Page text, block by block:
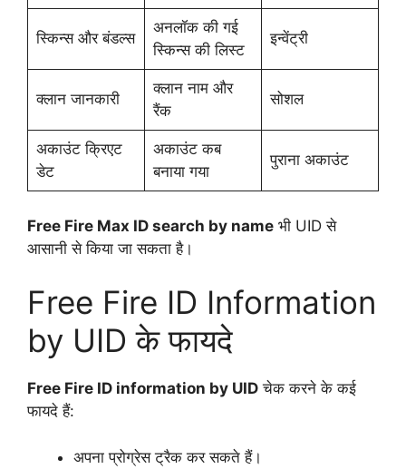
स्किन्स और बंडल्स
अनलॉक की गई
स्किन्स की लिस्ट
इन्वेंट्री
क्लान जानकारी
क्लान नाम और
रैंक
सोशल
अकाउंट क्रिएट
डेट
अकाउंट कब
बनाया गया
पुराना अकाउंट
Free Fire Max ID search by name भी UID से
आसानी से किया जा सकता है।
Free Fire ID Information
by UID के फायदे
Free Fire ID information by UID चेक करने के कई
फायदे हैं:
अपना प्रोग्रेस ट्रैक कर सकते हैं।